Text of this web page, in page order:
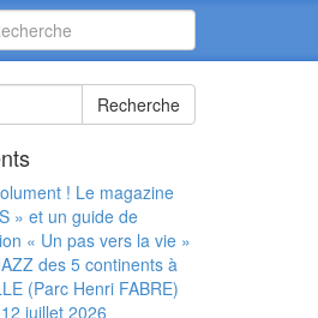
Recherche
! Le magazine
» et un guide de
« Un pas vers la vie »
des 5 continents à
(Parc Henri FABRE)
juillet 2026